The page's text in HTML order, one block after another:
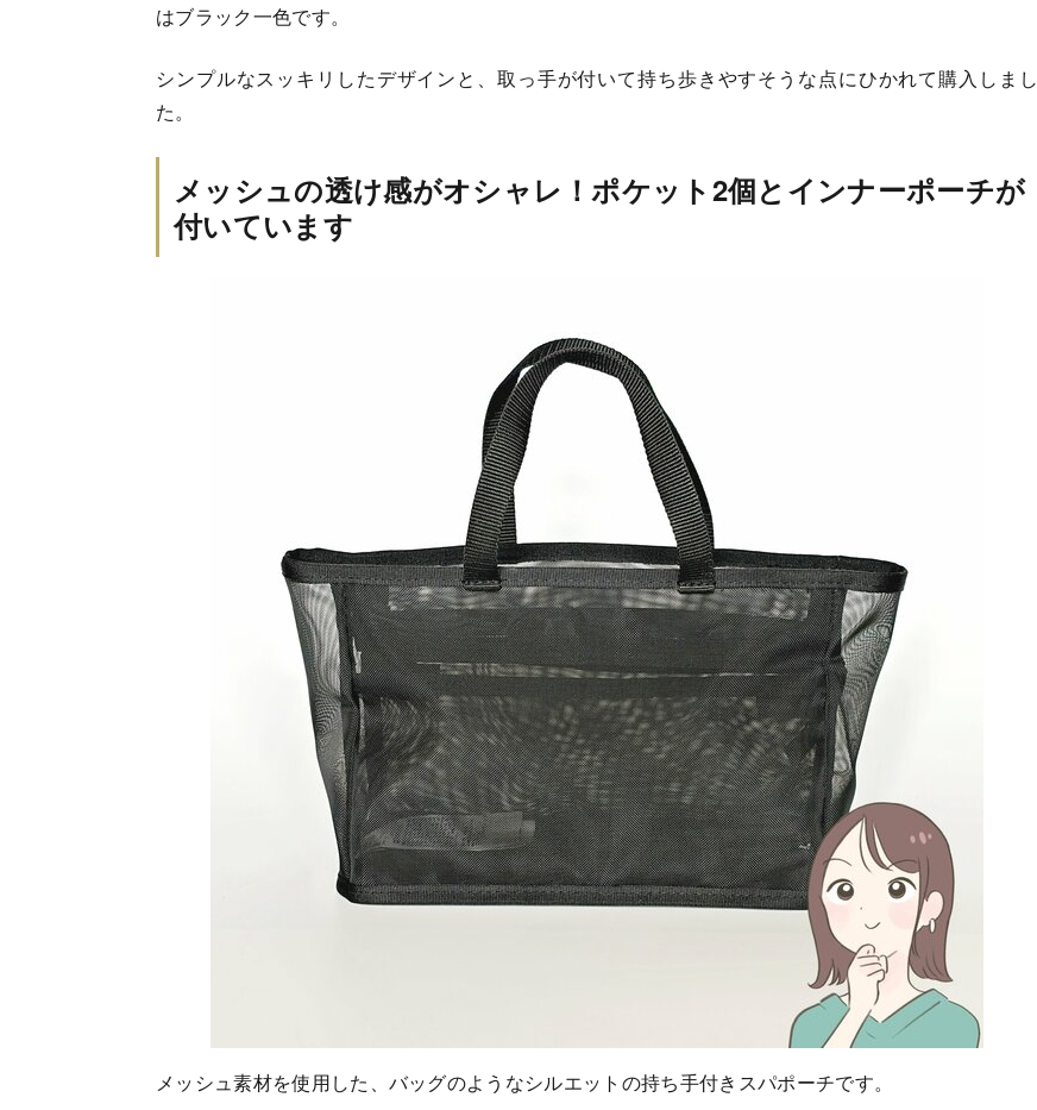
はブラック一色です。
シンプルなスッキリしたデザインと、取っ手が付いて持ち歩きやすそうな点にひかれて購入しまし
た。
メッシュの透け感がオシャレ！ポケット2個とインナーポーチが
付いています
メッシュ素材を使用した、バッグのようなシルエットの持ち手付きスパポーチです。